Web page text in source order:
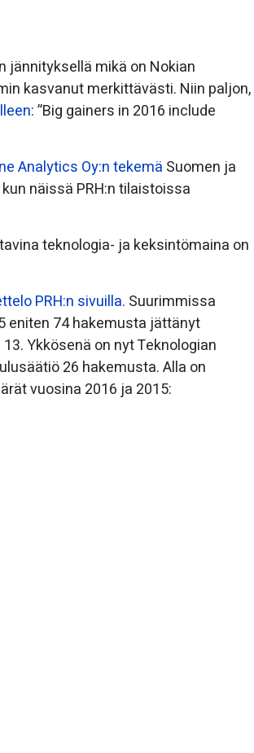
jännityksellä mikä on Nokian
kasvanut merkittävästi. Niin paljon,
: ”Big gainers in 2016 include
Analytics Oy:n tekemä Suomen ja
näissä PRH:n tilaistoissa
teknologia- ja keksintömaina on
PRH:n sivuilla. Suurimmissa
eniten 74 hakemusta jättänyt
Ykkösenä on nyt Teknologian
26 hakemusta. Alla on
vuosina 2016 ja 2015: